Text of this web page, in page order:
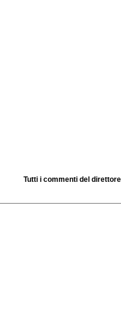
Tutti i commenti del direttore